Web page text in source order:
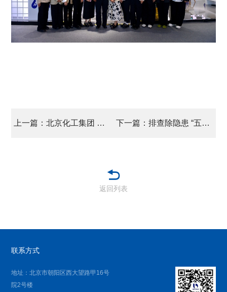
上一篇：北京化工集团 召开贸易业务收入确认专家咨询会 下一篇：排查除隐患 “五一”护安康
返回列表
联系方式
地址：北京市朝阳区西大望路甲16号
院2号楼